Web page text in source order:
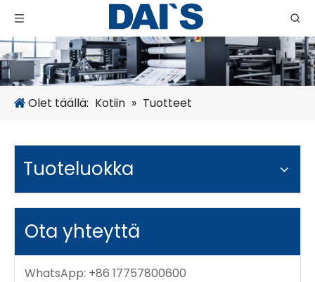
Olet täällä: Kotiin » Tuotteet
Tuoteluokka
Ota yhteyttä
WhatsApp: +86 17757800600